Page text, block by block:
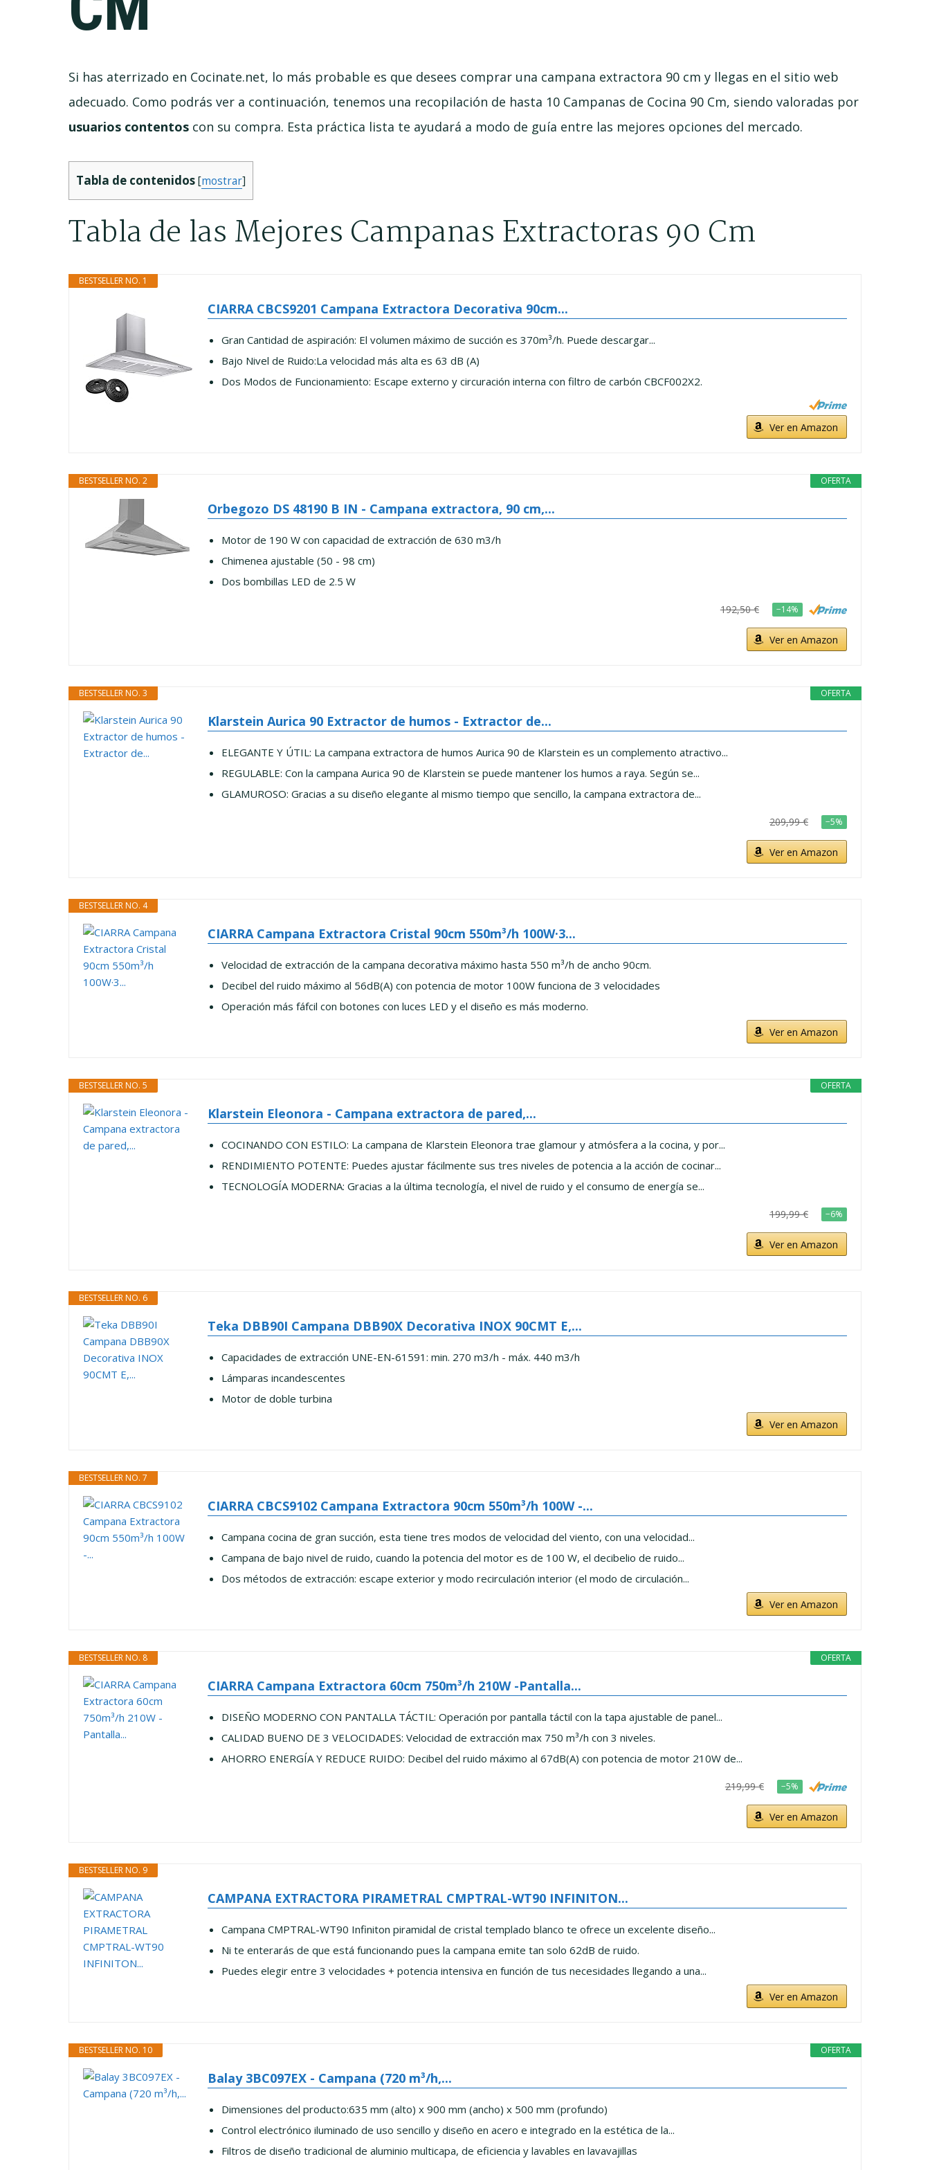
Si has aterrizado en Cocinate.net, lo más probable es que desees comprar una campana extractora 90 cm y llegas en el sitio web
adecuado. Como podrás ver a continuación, tenemos una recopilación de hasta 10 Campanas de Cocina 90 Cm, siendo valoradas por
usuarios contentos con su compra. Esta práctica lista te ayudará a modo de guía entre las mejores opciones del mercado.
Tabla de contenidos[mostrar]
Tabla de las Mejores Campanas Extractoras 90 Cm
BESTSELLER NO. 1
CIARRA CBCS9201 Campana Extractora Decorativa 90cm...
Gran Cantidad de aspiración: El volumen máximo de succión es 370m³/h. Puede descargar...
Bajo Nivel de Ruido:La velocidad más alta es 63 dB (A)
Dos Modos de Funcionamiento: Escape externo y circuración interna con filtro de carbón CBCF002X2.
Ver en Amazon
OFERTA
BESTSELLER NO. 2
Orbegozo DS 48190 B IN - Campana extractora, 90 cm,...
Motor de 190 W con capacidad de extracción de 630 m3/h
Chimenea ajustable (50 - 98 cm)
Dos bombillas LED de 2.5 W
192,50 € −14%
Ver en Amazon
OFERTA
BESTSELLER NO. 3
Klarstein Aurica 90 Extractor de humos - Extractor de...
ELEGANTE Y ÚTIL: La campana extractora de humos Aurica 90 de Klarstein es un complemento atractivo...
REGULABLE: Con la campana Aurica 90 de Klarstein se puede mantener los humos a raya. Según se...
GLAMUROSO: Gracias a su diseño elegante al mismo tiempo que sencillo, la campana extractora de...
209,99 € −5%
Ver en Amazon
BESTSELLER NO. 4
CIARRA Campana Extractora Cristal 90cm 550m³/h 100W·3...
Velocidad de extracción de la campana decorativa máximo hasta 550 m³/h de ancho 90cm.
Decibel del ruido máximo al 56dB(A) con potencia de motor 100W funciona de 3 velocidades
Operación más fáfcil con botones con luces LED y el diseño es más moderno.
Ver en Amazon
OFERTA
BESTSELLER NO. 5
Klarstein Eleonora - Campana extractora de pared,...
COCINANDO CON ESTILO: La campana de Klarstein Eleonora trae glamour y atmósfera a la cocina, y por...
RENDIMIENTO POTENTE: Puedes ajustar fácilmente sus tres niveles de potencia a la acción de cocinar...
TECNOLOGÍA MODERNA: Gracias a la última tecnología, el nivel de ruido y el consumo de energía se...
199,99 € −6%
Ver en Amazon
BESTSELLER NO. 6
Teka DBB90I Campana DBB90X Decorativa INOX 90CMT E,...
Capacidades de extracción UNE-EN-61591: min. 270 m3/h - máx. 440 m3/h
Lámparas incandescentes
Motor de doble turbina
Ver en Amazon
BESTSELLER NO. 7
CIARRA CBCS9102 Campana Extractora 90cm 550m³/h 100W -...
Campana cocina de gran succión, esta tiene tres modos de velocidad del viento, con una velocidad...
Campana de bajo nivel de ruido, cuando la potencia del motor es de 100 W, el decibelio de ruido...
Dos métodos de extracción: escape exterior y modo recirculación interior (el modo de circulación...
Ver en Amazon
OFERTA
BESTSELLER NO. 8
CIARRA Campana Extractora 60cm 750m³/h 210W -Pantalla...
DISEÑO MODERNO CON PANTALLA TÁCTIL: Operación por pantalla táctil con la tapa ajustable de panel...
CALIDAD BUENO DE 3 VELOCIDADES: Velocidad de extracción max 750 m³/h con 3 niveles.
AHORRO ENERGÍA Y REDUCE RUIDO: Decibel del ruido máximo al 67dB(A) con potencia de motor 210W de...
219,99 € −5%
Ver en Amazon
BESTSELLER NO. 9
CAMPANA EXTRACTORA PIRAMETRAL CMPTRAL-WT90 INFINITON...
Campana CMPTRAL-WT90 Infiniton piramidal de cristal templado blanco te ofrece un excelente diseño...
Ni te enterarás de que está funcionando pues la campana emite tan solo 62dB de ruido.
Puedes elegir entre 3 velocidades + potencia intensiva en función de tus necesidades llegando a una...
Ver en Amazon
OFERTA
BESTSELLER NO. 10
Balay 3BC097EX - Campana (720 m³/h,...
Dimensiones del producto:635 mm (alto) x 900 mm (ancho) x 500 mm (profundo)
Control electrónico iluminado de uso sencillo y diseño en acero e integrado en la estética de la...
Filtros de diseño tradicional de aluminio multicapa, de eficiencia y lavables en lavavajillas